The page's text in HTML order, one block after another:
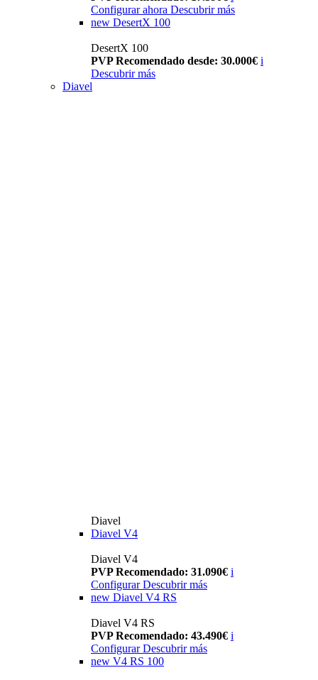
Configurar ahora Descubrir más
new DesertX 100
DesertX 100
PVP Recomendado desde: 30.000€ i
Descubrir más
Diavel
Diavel
Diavel V4
Diavel V4
PVP Recomendado: 31.090€ i
Configurar Descubrir más
new Diavel V4 RS
Diavel V4 RS
PVP Recomendado: 43.490€ i
Configurar Descubrir más
new V4 RS 100